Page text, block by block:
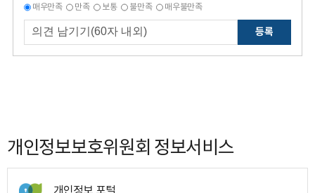
매우만족 만족 보통 불만족 매우불만족
등록
개인정보보호위원회 정보서비스
개인정보 포털